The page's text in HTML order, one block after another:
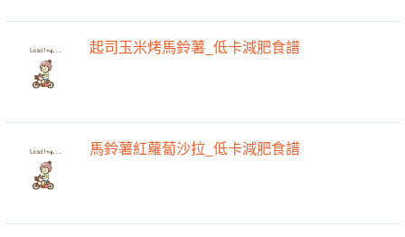
起司玉米烤馬鈴薯_低卡減肥食譜
馬鈴薯紅蘿蔔沙拉_低卡減肥食譜